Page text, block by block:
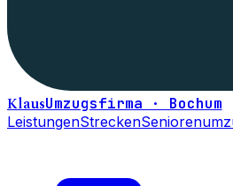
KlausUmzugsfirma · Bochum
LeistungenStrecken